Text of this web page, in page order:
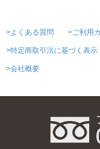
>よくある質問 >ご利用
>特定商取引法に基づく表示
>会社概要